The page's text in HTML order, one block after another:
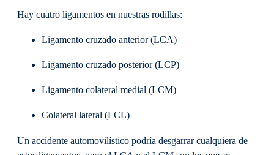
Hay cuatro ligamentos en nuestras rodillas:
Ligamento cruzado anterior (LCA)
Ligamento cruzado posterior (LCP)
Ligamento colateral medial (LCM)
Colateral lateral (LCL)
Un accidente automovilístico podría desgarrar cualquiera de